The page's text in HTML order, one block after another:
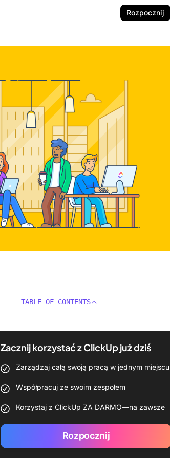
Rozpocznij
TABLE OF CONTENTS
Zacznij korzystać z ClickUp już dziś
Zarządzaj całą swoją pracą w jednym miejscu
Współpracuj ze swoim zespołem
Korzystaj z ClickUp ZA DARMO—na zawsze
Rozpocznij